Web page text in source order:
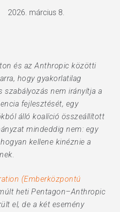
2026. március 8.
és az Anthropic közötti
hogy gyakorlatilag
szabályozás nem irányítja a
fejlesztését, egy
álló koalíció összeállított
mindeddig nem: egy
kellene kinéznie a
(Emberközpontú
heti Pentagon–Anthropic
el, de a két esemény